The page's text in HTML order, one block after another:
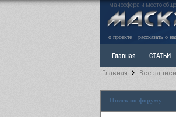
маносфера и место
о проекте рассказать о
Главная СТАТЬИ
РАЗДЕЛ: Разное
Главная Все
Поиск по форуму